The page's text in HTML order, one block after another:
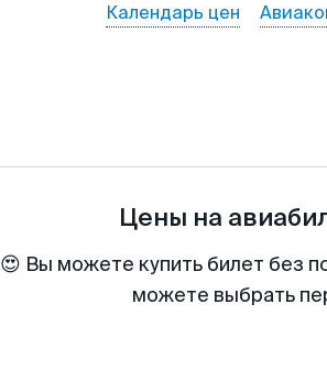
Календарь цен
Цены на
😍 Вы можете купить билет без
можете выбрать